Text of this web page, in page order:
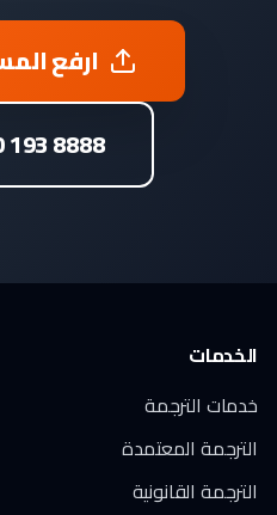
ارفع
193 8888
الخدمات
خدمات الترجمة
الترجمة المعتمدة
الترجمة القانونية